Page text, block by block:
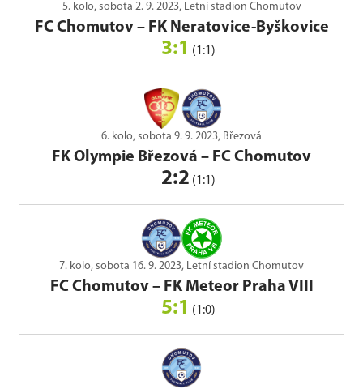
5. kolo, sobota 2. 9. 2023, Letní stadion Chomutov
FC Chomutov– FK Neratovice-Byškovice
3:1 (1:1)
6. kolo, sobota 9. 9. 2023, Březová
FK Olympie Březová – FC Chomutov
2:2 (1:1)
7. kolo, sobota 16. 9. 2023, Letní stadion Chomutov
FC Chomutov– FK Meteor Praha VIII
5:1 (1:0)